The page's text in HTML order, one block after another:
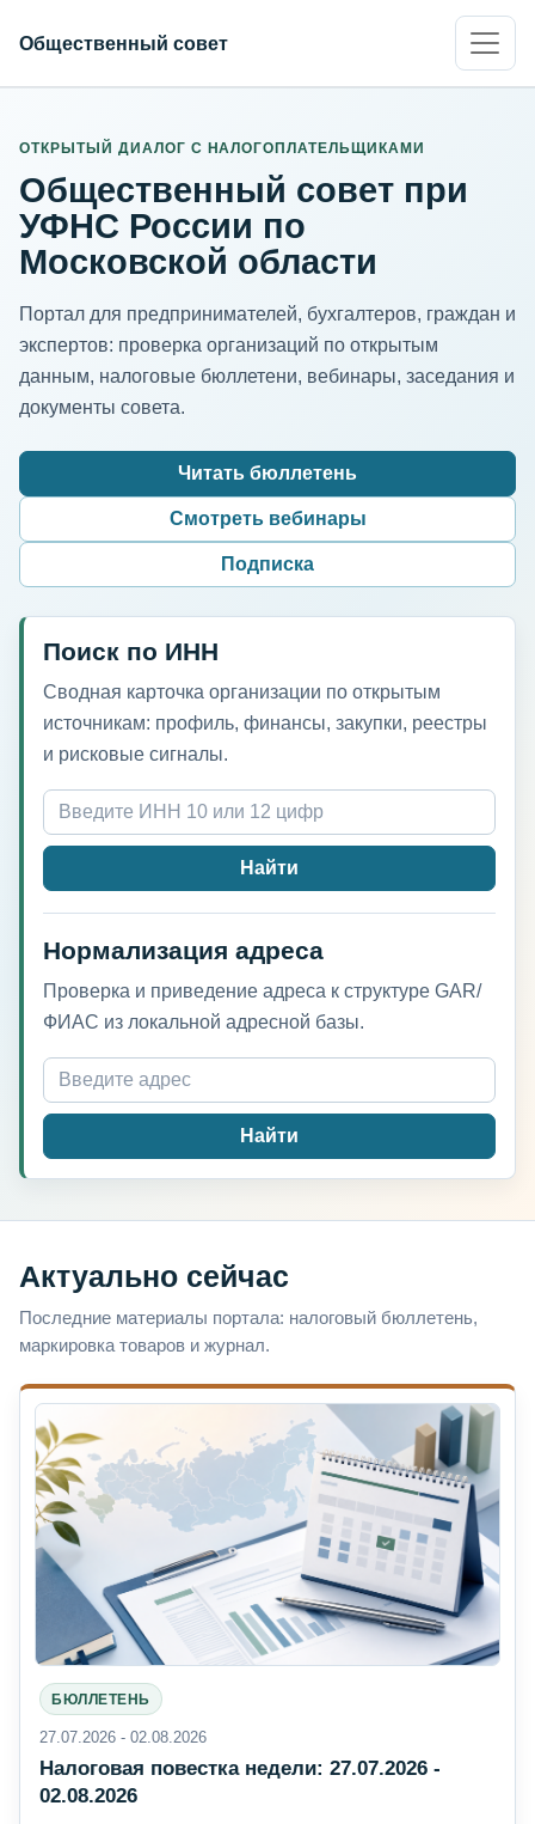
Общественный совет
ОТКРЫТЫЙ ДИАЛОГ С НАЛОГОПЛАТЕЛЬЩИКАМИ
Общественный совет при
УФНС России по
Московской области
Портал для предпринимателей, бухгалтеров, граждан и
экспертов: проверка организаций по открытым
данным, налоговые бюллетени, вебинары, заседания и
документы совета.
Читать бюллетень
Смотреть вебинары
Подписка
Поиск по ИНН
Сводная карточка организации по открытым
источникам: профиль, финансы, закупки, реестры
и рисковые сигналы.
ИНН организации
Найти
Нормализация адреса
Проверка и приведение адреса к структуре GAR/
ФИАС из локальной адресной базы.
Адрес для нормализации
Найти
Актуально сейчас
Последние материалы портала: налоговый бюллетень,
маркировка товаров и журнал.
БЮЛЛЕТЕНЬ
27.07.2026 - 02.08.2026
Налоговая повестка недели: 27.07.2026 -
02.08.2026